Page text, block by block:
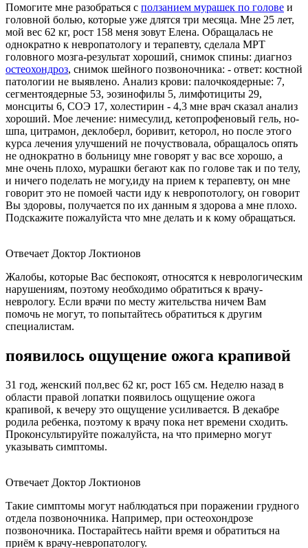
Помогите мне разобраться с ползанием мурашек по голове и
головной болью, которые уже длятся три месяца. Мне 25 лет,
мой вес 62 кг, рост 158 меня зовут Елена. Обращалась не
однократно к невропатологу и терапевту, сделала МРТ
головного мозга-результат хороший, снимок спины: диагноз
остеохондроз, снимок шейного позвоночника: - ответ: костной
патологии не выявлено. Анализ крови: палочкоядерные: 7,
сегментоядерные 53, эозинофилы 5, лимфотициты 29,
монсциты 6, СОЭ 17, холестирин - 4,3 мне врач сказал анализ
хороший. Мое лечение: нимесулид, кетопрофеновый гель, но-
шпа, цитрамон, деклоберл, боривит, кеторол, но после этого
курса лечения улучшений не почуствовала, обращалось опять
не однократно в больницу мне говорят у вас все хорошо, а
мне очень плохо, мурашки бегают как по голове так и по телу,
и ничего поделать не могу,иду на прием к терапевту, он мне
говорит это не помоей части иду к невропотологу, он говорит
Вы здоровы, получается по их данным я здорова а мне плохо.
Подскажите пожалуйста что мне делать и к кому обращаться.
Отвечает Доктор Локтионов
Жалобы, которые Вас беспокоят, относятся к неврологическим
нарушениям, поэтому необходимо обратиться к врачу-
неврологу. Если врачи по месту жительства ничем Вам
помочь не могут, то попытайтесь обратиться к другим
специалистам.
появилось ощущение ожога крапивой
31 год, женский пол,вес 62 кг, рост 165 см. Неделю назад в
области правой лопатки появилось ощущение ожога
крапивой, к вечеру это ощущение усиливается. В декабре
родила ребенка, поэтому к врачу пока нет времени сходить.
Проконсультируйте пожалуйста, на что примерно могут
указывать симптомы.
Отвечает Доктор Локтионов
Такие симптомы могут наблюдаться при поражении грудного
отдела позвоночника. Например, при остеохондрозе
позвоночника. Постарайтесь найти время и обратиться на
приём к врачу-невропатологу.